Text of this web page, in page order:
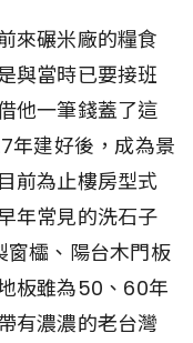
來碾米廠的糧食
與當時已要接班
他一筆錢蓋了這
年建好後，成為景
前為止樓房型式
年常見的洗石子
櫺、陽台木門板
板雖為50、60年
有濃濃的老台灣